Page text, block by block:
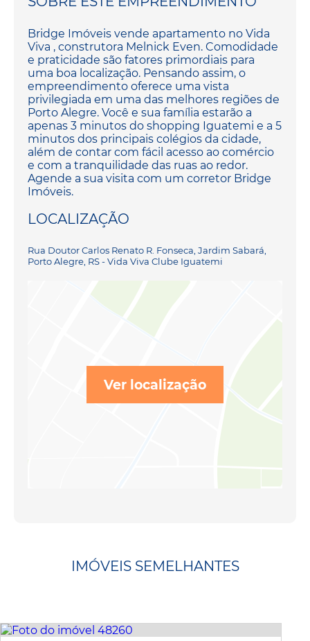
Bridge Imóveis vende apartamento no Vida
Viva , construtora Melnick Even. Comodidade
e praticidade são fatores primordiais para
uma boa localização. Pensando assim, o
empreendimento oferece uma vista
privilegiada em uma das melhores regiões de
Porto Alegre. Você e sua família estarão a
apenas 3 minutos do shopping Iguatemi e a 5
minutos dos principais colégios da cidade,
além de contar com fácil acesso ao comércio
e com a tranquilidade das ruas ao redor.
Agende a sua visita com um corretor Bridge
Imóveis.
LOCALIZAÇÃO
Rua Doutor Carlos Renato R. Fonseca, Jardim Sabará,
Porto Alegre, RS - Vida Viva Clube Iguatemi
Ver localização
IMÓVEIS SEMELHANTES